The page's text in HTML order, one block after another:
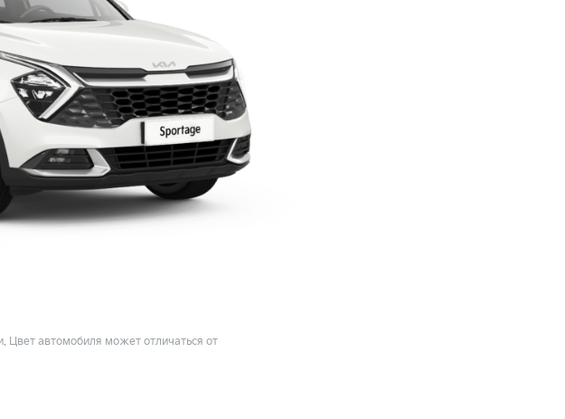
Цвет автомобиля может отличаться от